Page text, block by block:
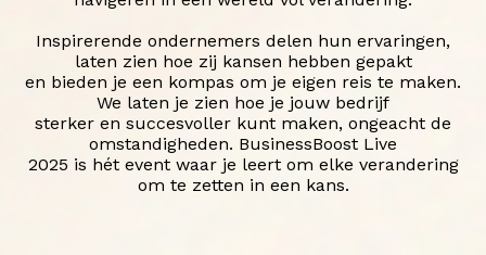
Inspirerende ondernemers delen hun ervaringen,
laten zien hoe zij kansen hebben gepakt
en bieden je een kompas om je eigen reis te maken.
We laten je zien hoe je jouw bedrijf
sterker en succesvoller kunt maken, ongeacht de
omstandigheden. BusinessBoost Live
2025 is hét event waar je leert om elke verandering
om te zetten in een kans.